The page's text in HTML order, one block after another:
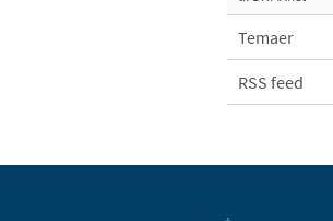
Temaer
RSS feed